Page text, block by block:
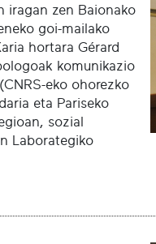
iragan zen Baionako
goi-mailako
hortara Gérard
komunikazio
eko ohorezko
eta Pariseko
sozial
Laborategiko